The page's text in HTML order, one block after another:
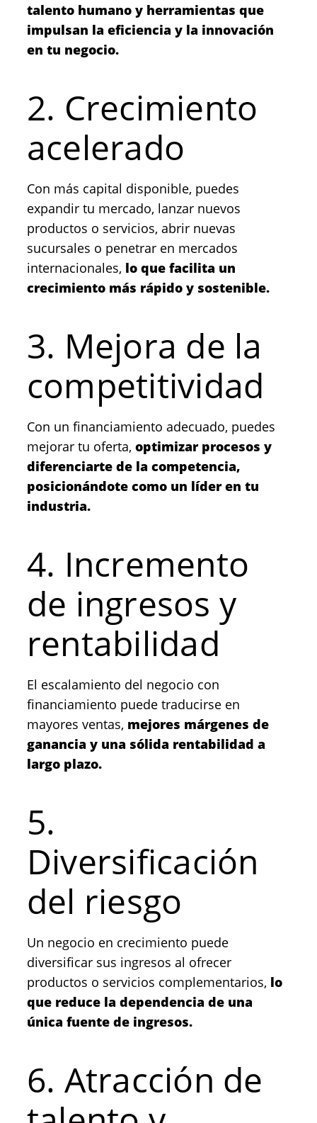
talento humano y herramientas que
impulsan la eficiencia y la innovación
en tu negocio.
2. Crecimiento
acelerado
Con más capital disponible, puedes
expandir tu mercado, lanzar nuevos
productos o servicios, abrir nuevas
sucursales o penetrar en mercados
internacionales, lo que facilita un
crecimiento más rápido y sostenible.
3. Mejora de la
competitividad
Con un financiamiento adecuado, puedes
mejorar tu oferta, optimizar procesos y
diferenciarte de la competencia,
posicionándote como un líder en tu
industria.
4. Incremento
de ingresos y
rentabilidad
El escalamiento del negocio con
financiamiento puede traducirse en
mayores ventas, mejores márgenes de
ganancia y una sólida rentabilidad a
largo plazo.
5.
Diversificación
del riesgo
Un negocio en crecimiento puede
diversificar sus ingresos al ofrecer
productos o servicios complementarios, lo
que reduce la dependencia de una
única fuente de ingresos.
6. Atracción de